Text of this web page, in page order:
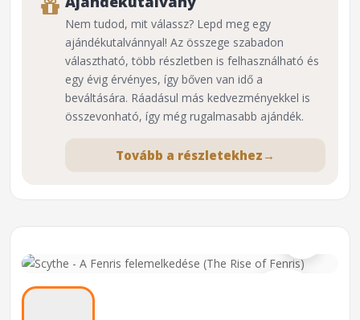
⌕
Nem tudod, mit válassz? Lepd meg egy
ajándékutalvánnyal! Az összege szabadon
választható, több részletben is felhasználható és
egy évig érvényes, így bőven van idő a
beváltására. Ráadásul más kedvezményekkel is
összevonható, így még rugalmasabb ajándék.
Tovább a részletekhez →